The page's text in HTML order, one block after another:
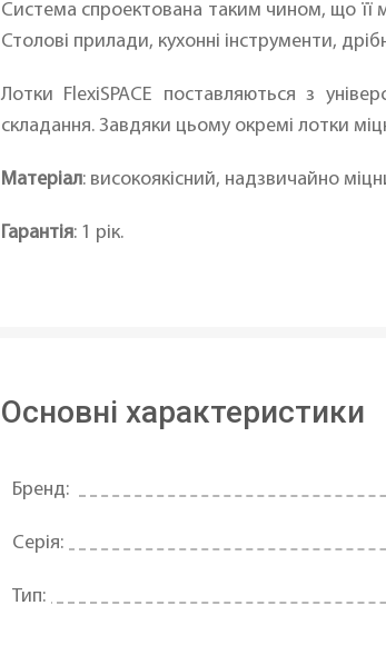
Система спроектована таким чином, що її
Столові прилади, кухонні інструменти,
Лотки FlexiSPACE поставляються з
складання. Завдяки цьому окремі лотки
Матеріал: високоякісний, надзвичайно
Гарантія: 1 рік.
Основні характеристики
Бренд:
Серія:
Тип: